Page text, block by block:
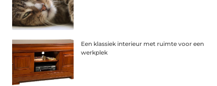
Een klassiek interieur met ruimte voor een
werkplek